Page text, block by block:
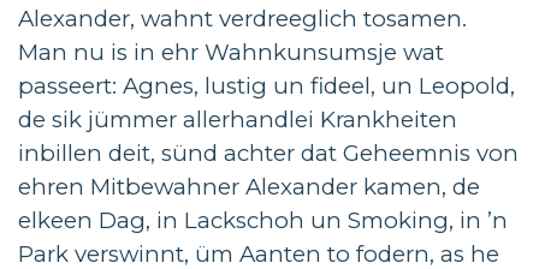
Alexander, wahnt verdreeglich tosamen.
Man nu is in ehr Wahnkunsumsje wat
passeert: Agnes, lustig un fideel, un Leopold,
de sik jümmer allerhandlei Krankheiten
inbillen deit, sünd achter dat Geheemnis von
ehren Mitbewahner Alexander kamen, de
elkeen Dag, in Lackschoh un Smoking, in ’n
Park verswinnt, üm Aanten to fodern, as he